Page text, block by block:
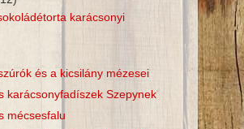
karácsonyi
és a kicsilány mézesei
karácsonyfadíszek Szepynek
mécsesfalu